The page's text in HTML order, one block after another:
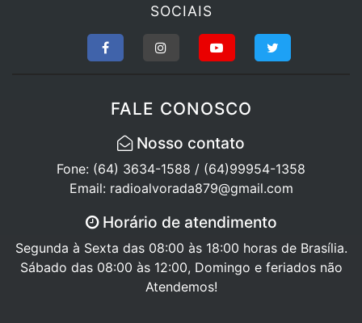
SOCIAIS
FALE CONOSCO
Nosso contato
Fone: (64) 3634-1588 / (64)99954-1358
Email: radioalvorada879@gmail.com
Horário de atendimento
Segunda à Sexta das 08:00 às 18:00 horas de Brasília.
Sábado das 08:00 às 12:00, Domingo e feriados não
Atendemos!